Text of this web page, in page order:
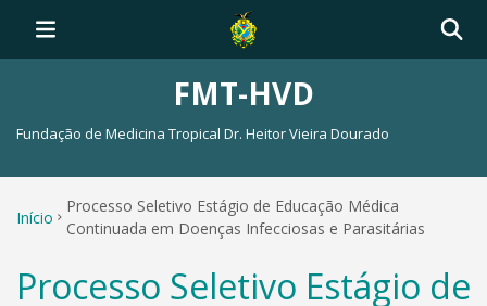
FMT-HVD
Fundação de Medicina Tropical Dr. Heitor Vieira Dourado
Início
Processo Seletivo Estágio de Educação Médica
Continuada em Doenças Infecciosas e Parasitárias
Processo Seletivo Estágio de